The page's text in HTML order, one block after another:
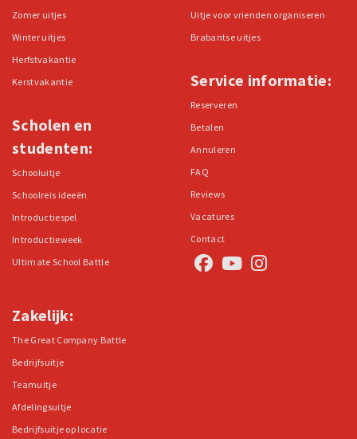
Zomer uitjes
Winter uitjes
Herfstvakantie
Kerstvakantie
Scholen en
studenten:
Schooluitje
Schoolreis ideeën
Introductiespel
Introductieweek
Ultimate School Battle
Uitje voor vrienden organiseren
Brabantse uitjes
Service informatie:
Reserveren
Betalen
Annuleren
FAQ
Reviews
Vacatures
Contact
Zakelijk:
The Great Company Battle
Bedrijfsuitje
Teamuitje
Afdelingsuitje
Bedrijfsuitje op locatie